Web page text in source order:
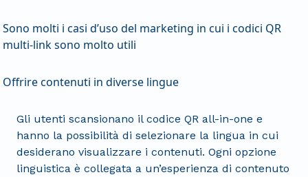
Sono molti i casi d’uso del marketing in cui i codici QR
multi-link sono molto utili
Offrire contenuti in diverse lingue
Gli utenti scansionano il codice QR all-in-one e
hanno la possibilità di selezionare la lingua in cui
desiderano visualizzare i contenuti. Ogni opzione
linguistica è collegata a un’esperienza di contenuto